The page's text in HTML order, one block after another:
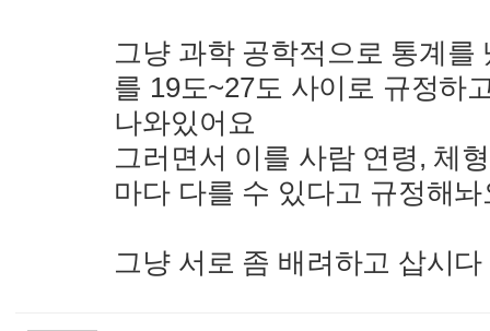
그냥 과학 공학적으로 통계
를 19도~27도 사이로 규정하
나와있어요
그러면서 이를 사람 연령, 체
마다 다를 수 있다고 규정해놔
그냥 서로 좀 배려하고 삽시다